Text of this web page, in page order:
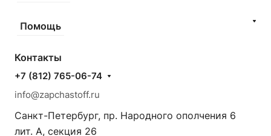
Помощь
Контакты
+7 (812) 765-06-74
info@zapchastoff.ru
Санкт-Петербург, пр. Народного ополчения 6
лит. А, секция 26